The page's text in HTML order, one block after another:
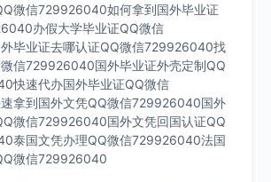
微信729926040如何拿到国外毕业证
办假大学毕业证QQ微信
毕业证去哪认证QQ微信729926040找
信729926040国外毕业证外壳定制QQ
快速代办国外毕业证QQ微信
拿到国外文凭QQ微信729926040国外
微信729926040国外文凭回国认证QQ
泰国文凭办理QQ微信729926040法国
微信729926040